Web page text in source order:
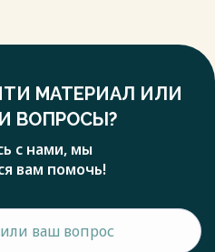
МАТЕРИАЛ ИЛИ
ВОПРОСЫ?
с нами, мы
вам помочь!